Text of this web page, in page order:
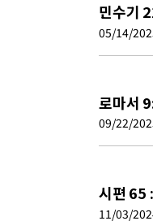
민수기
05/14/
로마서
09/22/
시편 65
11/03/